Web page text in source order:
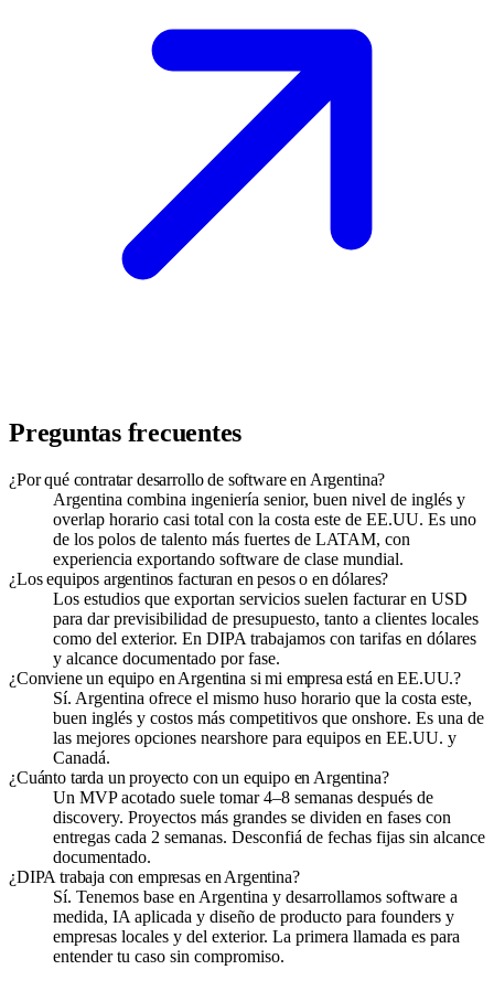
Preguntas frecuentes
¿Por qué contratar desarrollo de software en Argentina?
Argentina combina ingeniería senior, buen nivel de inglés y
overlap horario casi total con la costa este de EE.UU. Es uno
de los polos de talento más fuertes de LATAM, con
experiencia exportando software de clase mundial.
¿Los equipos argentinos facturan en pesos o en dólares?
Los estudios que exportan servicios suelen facturar en USD
para dar previsibilidad de presupuesto, tanto a clientes locales
como del exterior. En DIPA trabajamos con tarifas en dólares
y alcance documentado por fase.
¿Conviene un equipo en Argentina si mi empresa está en EE.UU.?
Sí. Argentina ofrece el mismo huso horario que la costa este,
buen inglés y costos más competitivos que onshore. Es una de
las mejores opciones nearshore para equipos en EE.UU. y
Canadá.
¿Cuánto tarda un proyecto con un equipo en Argentina?
Un MVP acotado suele tomar 4–8 semanas después de
discovery. Proyectos más grandes se dividen en fases con
entregas cada 2 semanas. Desconfiá de fechas fijas sin alcance
documentado.
¿DIPA trabaja con empresas en Argentina?
Sí. Tenemos base en Argentina y desarrollamos software a
medida, IA aplicada y diseño de producto para founders y
empresas locales y del exterior. La primera llamada es para
entender tu caso sin compromiso.